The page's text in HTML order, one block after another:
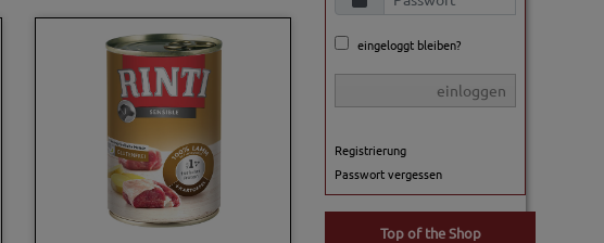
eingeloggt bleiben?
einloggen
Registrierung
Passwort vergessen
Top of the Shop